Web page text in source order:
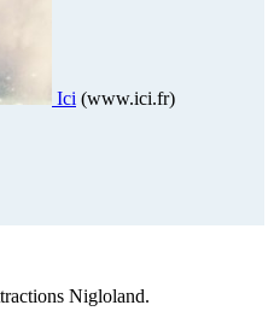
Ici (www.ici.fr)
Nigloland.